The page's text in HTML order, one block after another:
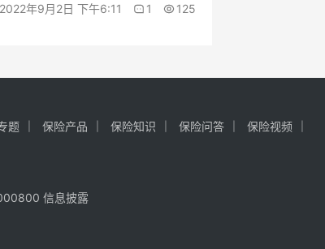
2022年9月2日 下午6:11 1 125
题 保险产品 保险知识 保险问答
保险视频
信息披露